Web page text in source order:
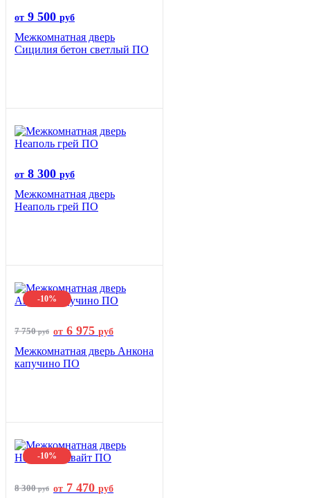
от 9 500 руб
Межкомнатная дверь
Сицилия бетон светлый ПО
от 8 300 руб
Межкомнатная дверь
Неаполь грей ПО
-10%
7 750руб от 6 975 руб
Межкомнатная дверь Анкона
капучино ПО
-10%
8 300руб от 7 470 руб